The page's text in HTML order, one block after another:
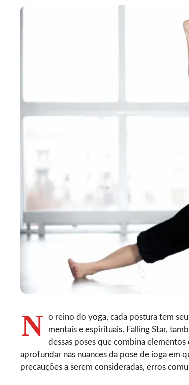
N o reino do yoga, cada postura tem
mentais e espirituais. Falling Star,
dessas poses que combina
aprofundar nas nuances da pose de ioga em
precauções a serem consideradas, erros